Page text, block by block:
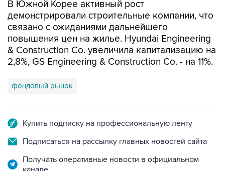
связано с ожиданиями дальнейшего
повышения цен на жилье. Hyundai Engineering
& Construction Co. увеличила капитализацию на
2,8%, GS Engineering & Construction Co. - на 11%.
фондовый рынок
Подписаться на рассылку главных новостей сайта
Получать оперативные новости в официальном